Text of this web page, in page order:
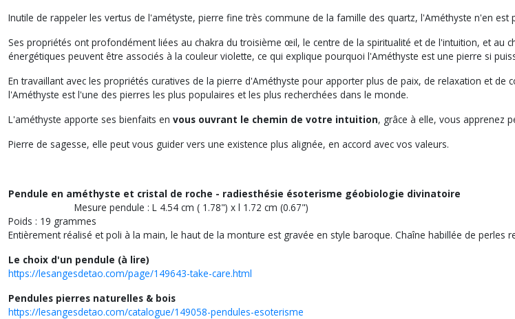
Inutile de rappeler les vertus de l'amétyste, pierre fine très commune de la famille des quartz, l'Améthyste n'en est
Ses propriétés ont profondément liées au chakra du troisième œil, le centre de la spiritualité et de l'intuition, et au
énergétiques peuvent être associés à la couleur violette, ce qui explique pourquoi l'Améthyste est une pierre si
En travaillant avec les propriétés curatives de la pierre d'Améthyste pour apporter plus de paix, de relaxation et
l'Améthyste est l'une des pierres les plus populaires et les plus recherchées dans le monde.
L'améthyste apporte ses bienfaits en vous ouvrant le chemin de votre intuition, grâce à elle, vous apprenez
Pierre de sagesse, elle peut vous guider vers une existence plus alignée, en accord avec vos valeurs.
Pendule en améthyste et cristal de roche -
Mesure pendule : L 4.54 cm ( 1.78") x l 1.72 cm (0.67")
Poids : 19 grammes
Entièrement réalisé et poli à la main, le haut de la monture est gravée en style baroque. Chaîne habillée de perles
Le choix d'un pendule (à lire)
https://lesangesdetao.com/page/149643-take-care.html
Pendules pierres naturelles & bois
https://lesangesdetao.com/catalogue/149058-pendules-esoterisme